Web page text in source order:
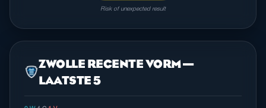
Risk of unexpected result
ZWOLLE RECENTE VORM —
LAATSTE 5